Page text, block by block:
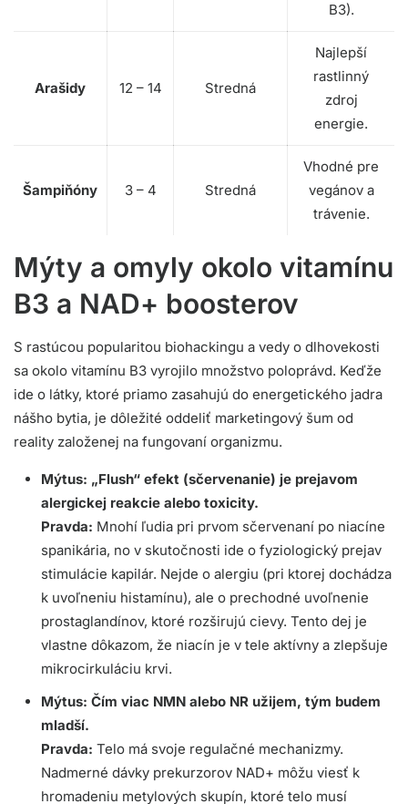
B3).
Arašidy 12 – 14 Stredná
Najlepší
rastlinný
zdroj
energie.
Šampiňóny 3 – 4 Stredná
Vhodné pre
vegánov a
trávenie.
Mýty a omyly okolo vitamínu
B3 a NAD+ boosterov
S rastúcou popularitou biohackingu a vedy o dlhovekosti
sa okolo vitamínu B3 vyrojilo množstvo poloprávd. Keďže
ide o látky, ktoré priamo zasahujú do energetického jadra
nášho bytia, je dôležité oddeliť marketingový šum od
reality založenej na fungovaní organizmu.
Mýtus: „Flush“ efekt (sčervenanie) je prejavom
alergickej reakcie alebo toxicity.
Pravda: Mnohí ľudia pri prvom sčervenaní po niacíne
spanikária, no v skutočnosti ide o fyziologický prejav
stimulácie kapilár. Nejde o alergiu (pri ktorej dochádza
k uvoľneniu histamínu), ale o prechodné uvoľnenie
prostaglandínov, ktoré rozširujú cievy. Tento dej je
vlastne dôkazom, že niacín je v tele aktívny a zlepšuje
mikrocirkuláciu krvi.
Mýtus: Čím viac NMN alebo NR užijem, tým budem
mladší.
Pravda: Telo má svoje regulačné mechanizmy.
Nadmerné dávky prekurzorov NAD+ môžu viesť k
hromadeniu metylových skupín, ktoré telo musí